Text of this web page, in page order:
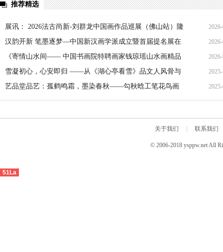
推荐精选
展讯： 2026法古尚新-刘群龙中国画作品巡展（佛山站）隆
重开幕
汉韵开新 笔墨逐梦—中国新汉画学派成立暨首届提名展在
京隆重启幕
《寄情山水间—— 中国书画院特聘画家钱琼瑶山水画精品
展》欢迎合作
雪凝初心，心安即归 ——从《湖心亭看雪》品文人风骨与
生命通透
艺品堂品艺：孤鹤鸣霜，墨染春秋——勾秋晗工笔花鸟画
的虚静美学与生命哲思
关于我们 联系我们
© 2006-2018 ysppw.net All
51La